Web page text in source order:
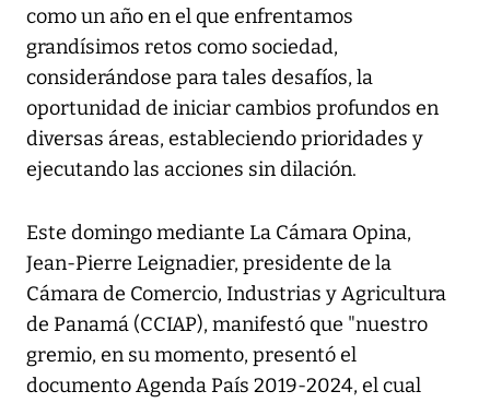
como un año en el que enfrentamos
grandísimos retos como sociedad,
considerándose para tales desafíos, la
oportunidad de iniciar cambios profundos en
diversas áreas, estableciendo prioridades y
ejecutando las acciones sin dilación.
Este domingo mediante La Cámara Opina,
Jean-Pierre Leignadier, presidente de la
Cámara de Comercio, Industrias y Agricultura
de Panamá (CCIAP), manifestó que "nuestro
gremio, en su momento, presentó el
documento Agenda País 2019-2024, el cual